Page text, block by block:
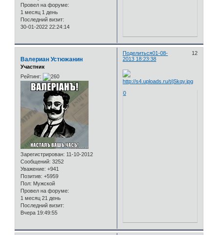
Провел на форуме:
1 месяц 1 день
Последний визит:
30-01-2022 22:24:14
Поделиться 12
01-08-
2013 18:23:38
Валериан Устюжанин
Участник
Рейтинг:
Зарегистрирован: 11-10-2012
Сообщений: 3252
Уважение: +941
Позитив: +5959
Пол: Мужской
Провел на форуме:
1 месяц 21 день
Последний визит:
Вчера 19:49:55
0